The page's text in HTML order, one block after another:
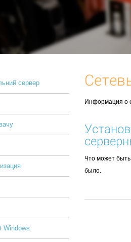
сервер
Windows
Информация о
Что может
было.